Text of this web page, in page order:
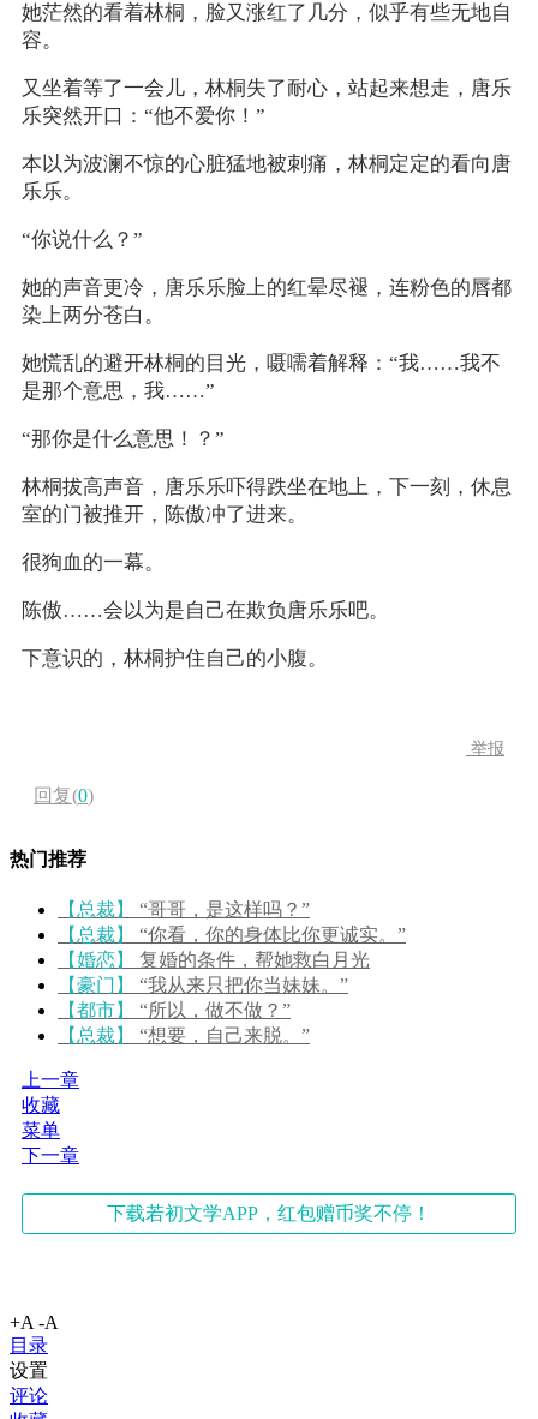
她茫然的看着林桐，脸又涨红了几分，似乎有些无地自
容。
又坐着等了一会儿，林桐失了耐心，站起来想走，唐乐
乐突然开口：“他不爱你！”
本以为波澜不惊的心脏猛地被刺痛，林桐定定的看向唐
乐乐。
“你说什么？”
她的声音更冷，唐乐乐脸上的红晕尽褪，连粉色的唇都
染上两分苍白。
她慌乱的避开林桐的目光，嗫嚅着解释：“我……我不
是那个意思，我……”
“那你是什么意思！？”
林桐拔高声音，唐乐乐吓得跌坐在地上，下一刻，休息
室的门被推开，陈傲冲了进来。
很狗血的一幕。
陈傲……会以为是自己在欺负唐乐乐吧。
下意识的，林桐护住自己的小腹。
举报
回复(0)
热门推荐
【总裁】
“哥哥，是这样吗？”
【总裁】
“你看，你的身体比你更诚实。”
【婚恋】
复婚的条件，帮她救白月光
【豪门】
“我从来只把你当妹妹。”
【都市】
“所以，做不做？”
【总裁】
“想要，自己来脱。”
上一章
收藏
菜单
下一章
下载若初文学APP，红包赠币奖不停！
+A -A
目录
设置
评论